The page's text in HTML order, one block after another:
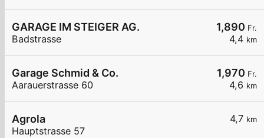
1,890 Fr.
4,4 km
GARAGE IM STEIGER AG.
Badstrasse
1,970 Fr.
4,6 km
Garage Schmid & Co.
Aarauerstrasse 60
4,7 km
Agrola
Hauptstrasse 57